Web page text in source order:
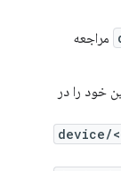
مراجعه
خود را در
device/